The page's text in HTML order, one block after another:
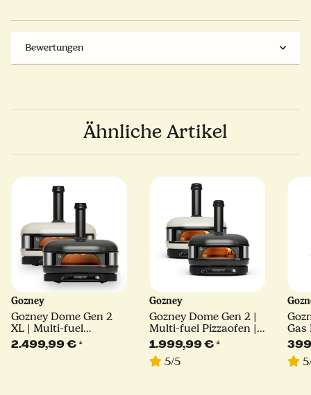
Bewertungen
Ähnliche Artikel
Gozney
Gozney Dome Gen 2
XL | Multi-fuel
Pizzaofen | schwarz
oder creme
2.499,99 €*
Gozney
Gozney Dome Gen 2 |
Multi-fuel Pizzaofen |
schwarz oder creme
1.999,99 €*
5/5
Gas